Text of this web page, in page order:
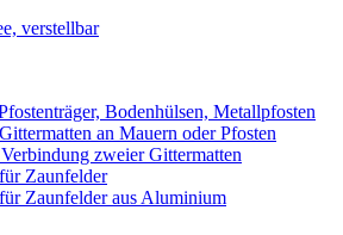
verstellbar
Bodenhülsen, Metallpfosten
an Mauern oder Pfosten
zweier Gittermatten
Zaunfelder
Zaunfelder aus Aluminium